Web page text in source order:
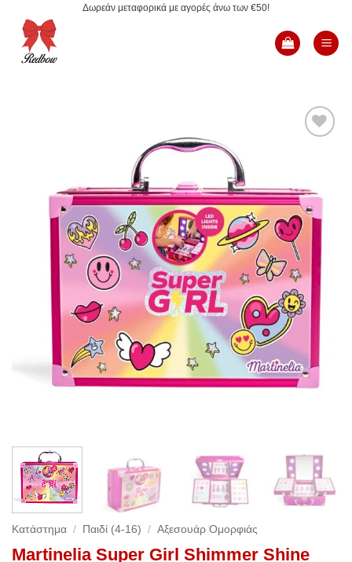
περιεχόμενο
Δωρεάν μεταφορικά με αγορές άνω των €50!
Κατάστημα / Παιδί (4-16) / Αξεσουάρ Ομορφιάς
Martinelia Super Girl Shimmer Shine